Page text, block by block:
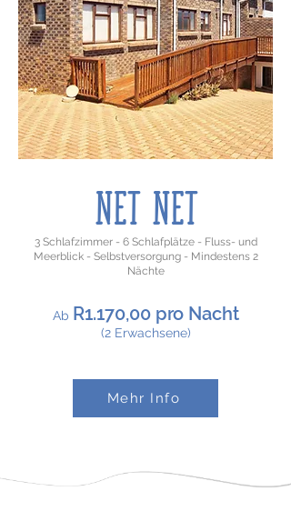
NET NET
3 Schlafzimmer - 6 Schlafplätze - Fluss- und
Meerblick - Selbstversorgung - Mindestens 2
Nächte
​Ab R1.170,00 pro Nacht
(2 Erwachsene)
Mehr Info